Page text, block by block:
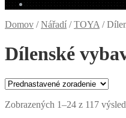
Domov /Nářadí /TOYA /
Dílenské
Zobrazených 1–24 z 117